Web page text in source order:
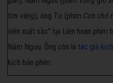
tìm vàng), ông Tư (phim Con chó
viên xuất sắc" tại Liên hoan phim
Năm Ngưu. Ông còn là tác giả
kịch bản phim.